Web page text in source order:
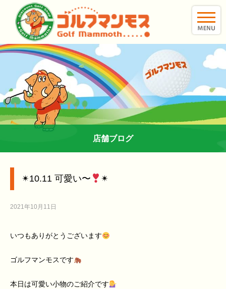
店舗ブログ
✴︎10.11 可愛い〜 ✴︎
2021年10月11日
いつもありがとうございます
ゴルフマンモスです
本日は可愛い小物のご紹介です